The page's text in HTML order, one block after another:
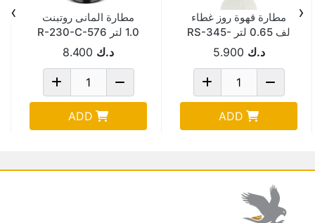
مطارة قهوة روز غطاء
لف 0.65 لتر RS-345-
06-CF-A32
د.ك 5.900
ADD
مطارة المانى روتبنت
1.0 لتر R-230-C-576
د.ك 8.400
ADD
‹
›